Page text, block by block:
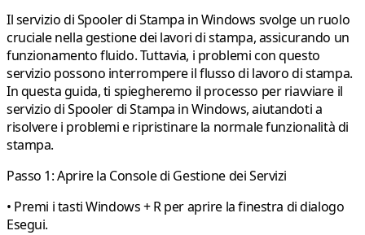
Il servizio di Spooler di Stampa in Windows svolge un ruolo
cruciale nella gestione dei lavori di stampa, assicurando un
funzionamento fluido. Tuttavia, i problemi con questo
servizio possono interrompere il flusso di lavoro di stampa.
In questa guida, ti spiegheremo il processo per riavviare il
servizio di Spooler di Stampa in Windows, aiutandoti a
risolvere i problemi e ripristinare la normale funzionalità di
stampa.
Passo 1: Aprire la Console di Gestione dei Servizi
• Premi i tasti Windows + R per aprire la finestra di dialogo
Esegui.